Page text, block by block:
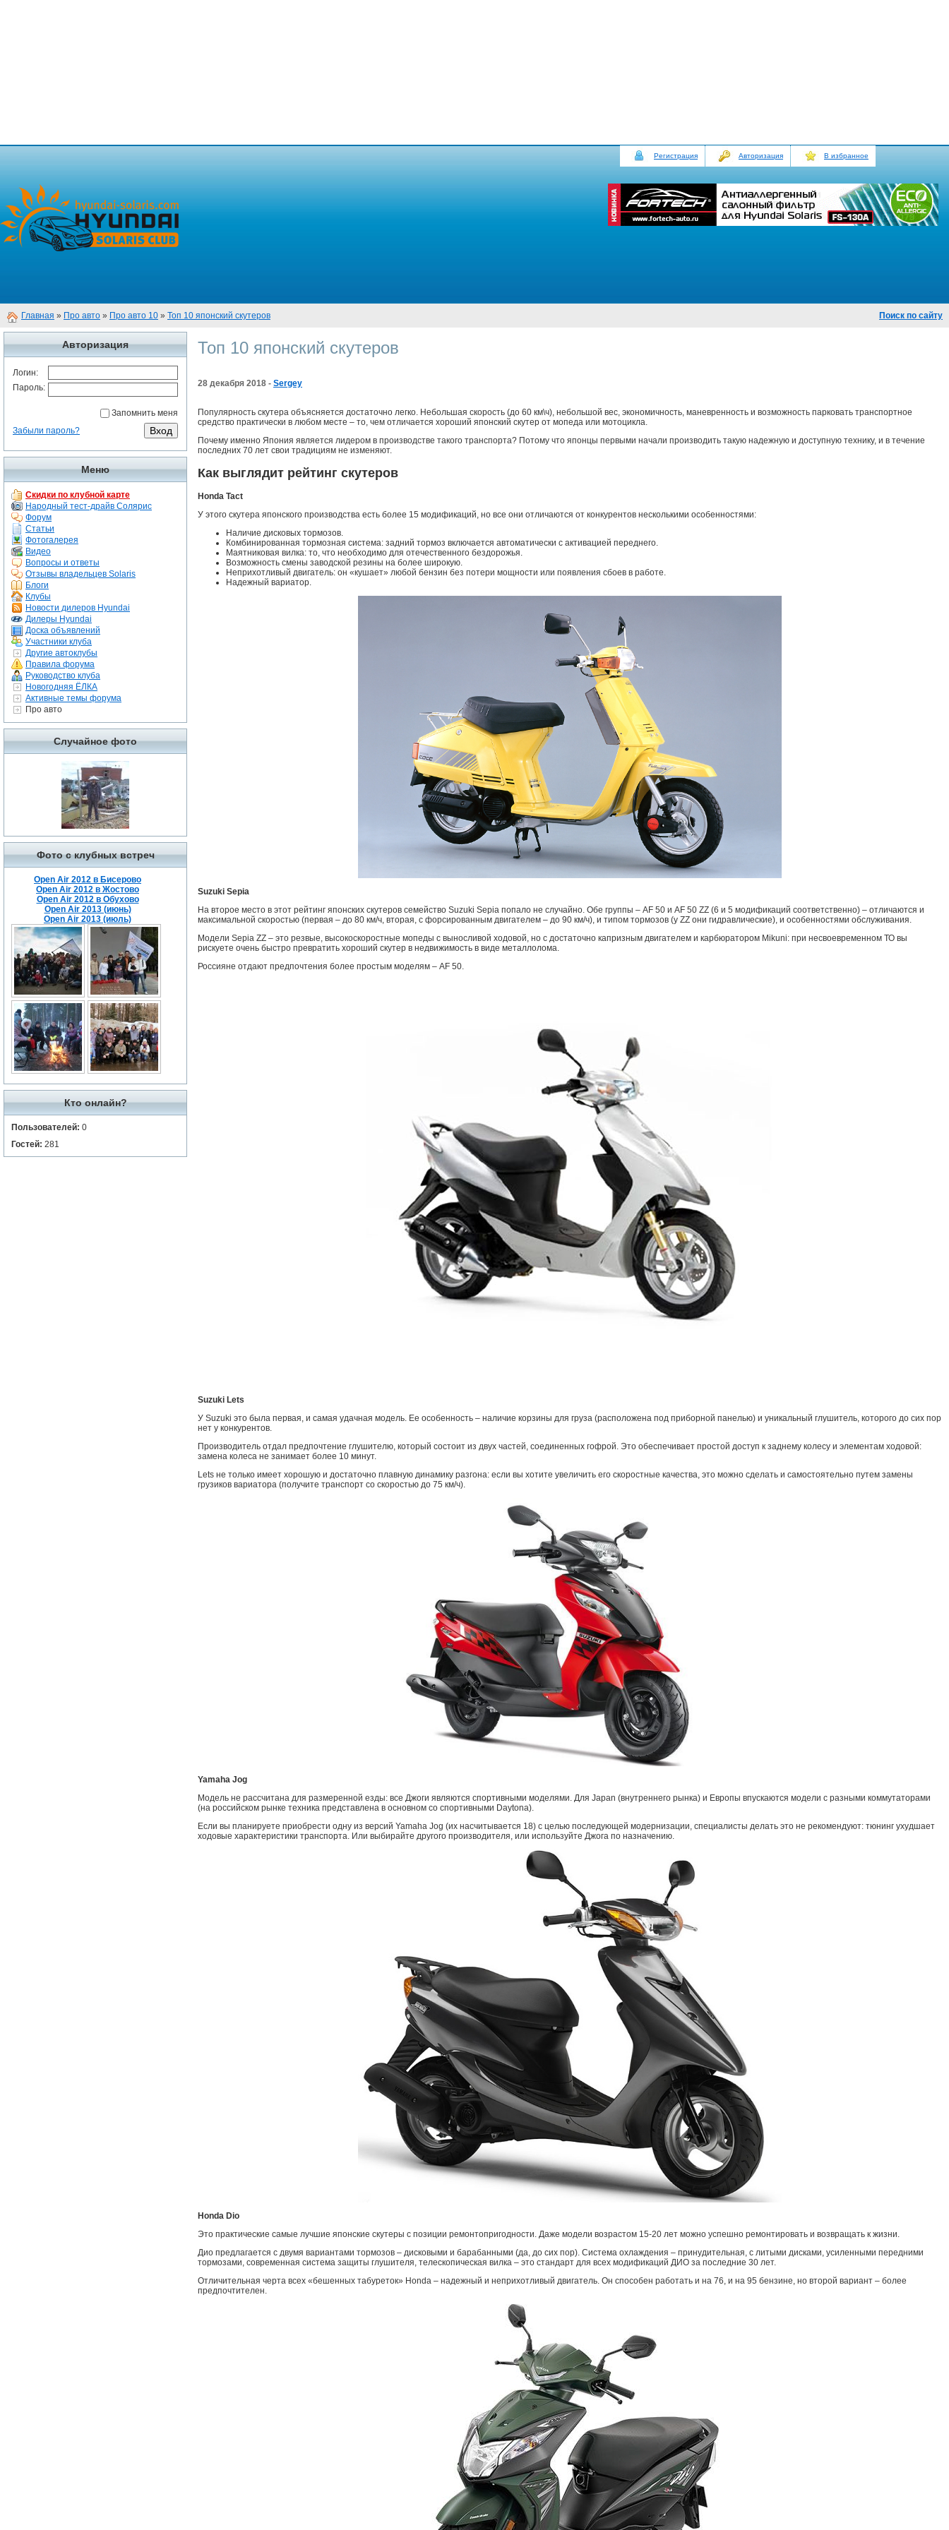
Регистрация Авторизация В избранное
Главная » Про авто » Про авто 10 » Топ 10 японский скутеров Поиск по сайту
Авторизация
Логин:
Пароль:
Запомнить меня
Забыли пароль?
Меню
Скидки по клубной карте
Народный тест-драйв Солярис
Форум
Статьи
Фотогалерея
Видео
Вопросы и ответы
Отзывы владельцев Solaris
Блоги
Клубы
Новости дилеров Hyundai
Дилеры Hyundai
Доска объявлений
Участники клуба
Другие автоклубы
Правила форума
Руководство клуба
Новогодняя ЁЛКА
Активные темы форума
Про авто
Случайное фото
Фото с клубных встреч
Open Air 2012 в Бисерово
Open Air 2012 в Жостово
Open Air 2012 в Обухово
Open Air 2013 (июнь)
Open Air 2013 (июль)
Кто онлайн?
Пользователей: 0
Гостей: 281
Топ 10 японский скутеров
28 декабря 2018 - Sergey
Популярность скутера объясняется достаточно легко. Небольшая скорость (до 60 км\ч), небольшой вес, экономичность, маневренность и возможность парковать транспортное
средство практически в любом месте – то, чем отличается хороший японский скутер от мопеда или мотоцикла.
Почему именно Япония является лидером в производстве такого транспорта? Потому что японцы первыми начали производить такую надежную и доступную технику, и в течение
последних 70 лет свои традициям не изменяют.
Как выглядит рейтинг скутеров
Honda Tact
У этого скутера японского производства есть более 15 модификаций, но все они отличаются от конкурентов несколькими особенностями:
Наличие дисковых тормозов.
Комбинированная тормозная система: задний тормоз включается автоматически с активацией переднего.
Маятниковая вилка: то, что необходимо для отечественного бездорожья.
Возможность смены заводской резины на более широкую.
Неприхотливый двигатель: он «кушает» любой бензин без потери мощности или появления сбоев в работе.
Надежный вариатор.
Suzuki Sepia
На второе место в этот рейтинг японских скутеров семейство Suzuki Sepia попало не случайно. Обе группы – AF 50 и AF 50 ZZ (6 и 5 модификаций соответственно) – отличаются и
максимальной скоростью (первая – до 80 км/ч, вторая, с форсированным двигателем – до 90 км/ч), и типом тормозов (у ZZ они гидравлические), и особенностями обслуживания.
Модели Sepia ZZ – это резвые, высокоскоростные мопеды с выносливой ходовой, но с достаточно капризным двигателем и карбюратором Mikuni: при несвоевременном ТО вы
рискуете очень быстро превратить хороший скутер в недвижимость в виде металлолома.
Россияне отдают предпочтения более простым моделям – AF 50.
Suzuki Lets
У Suzuki это была первая, и самая удачная модель. Ее особенность – наличие корзины для груза (расположена под приборной панелью) и уникальный глушитель, которого до сих пор
нет у конкурентов.
Производитель отдал предпочтение глушителю, который состоит из двух частей, соединенных гофрой. Это обеспечивает простой доступ к заднему колесу и элементам ходовой:
замена колеса не занимает более 10 минут.
Lets не только имеет хорошую и достаточно плавную динамику разгона: если вы хотите увеличить его скоростные качества, это можно сделать и самостоятельно путем замены
грузиков вариатора (получите транспорт со скоростью до 75 км/ч).
Yamaha Jog
Модель не рассчитана для размеренной езды: все Джоги являются спортивными моделями. Для Japan (внутреннего рынка) и Европы впускаются модели с разными коммутаторами
(на российском рынке техника представлена в основном со спортивными Daytona).
Если вы планируете приобрести одну из версий Yamaha Jog (их насчитывается 18) с целью последующей модернизации, специалисты делать это не рекомендуют: тюнинг ухудшает
ходовые характеристики транспорта. Или выбирайте другого производителя, или используйте Джога по назначению.
Honda Dio
Это практические самые лучшие японские скутеры с позиции ремонтопригодности. Даже модели возрастом 15-20 лет можно успешно ремонтировать и возвращать к жизни.
Дио предлагается с двумя вариантами тормозов – дисковыми и барабанными (да, до сих пор). Система охлаждения – принудительная, с литыми дисками, усиленными передними
тормозами, современная система защиты глушителя, телескопическая вилка – это стандарт для всех модификаций ДИО за последние 30 лет.
Отличительная черта всех «бешенных табуреток» Honda – надежный и неприхотливый двигатель. Он способен работать и на 76, и на 95 бензине, но второй вариант – более
предпочтителен.